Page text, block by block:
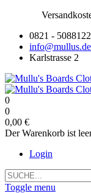
0821 - 5088122
info@mullus.de
Karlstrasse 2
0
0
0,00 €
Der Warenkorb ist
Login
Toggle menu